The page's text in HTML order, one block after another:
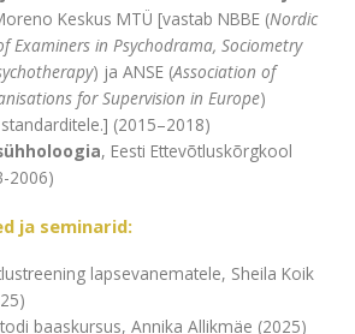
Keskus MTÜ [vastab NBBE (Nordic
Examiners in Psychodrama, Sociometry
) ja ANSE (Association of
for Supervision in Europe)
(2015–2018)
, Eesti Ettevõtluskõrgkool
2006)
ja seminarid:
lapsevanematele, Sheila Koik
baaskursus, Annika Allikmäe (2025)